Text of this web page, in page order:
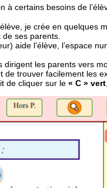
à certains besoins de
je crée en quelques
de ses parents.
aide l’élève, l’espace
les parents vers
de trouver facilement les
de cliquer sur le « C » vert